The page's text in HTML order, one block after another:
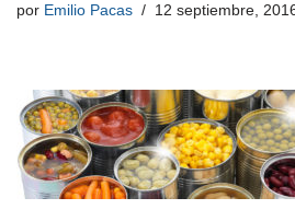
por Emilio Pacas 12 septiembre,